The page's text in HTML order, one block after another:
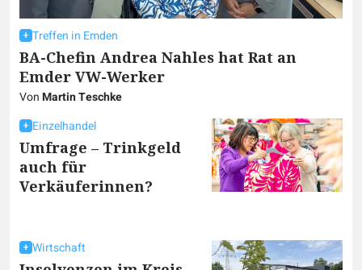
Treffen in Emden
BA-Chefin Andrea Nahles hat Rat an
Emder VW-Werker
VonMartin Teschke
Einzelhandel
Umfrage – Trinkgeld
auch für
Verkäuferinnen?
Wirtschaft